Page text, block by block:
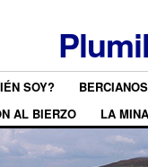
SOY?
AL BIERZO
LA MINA